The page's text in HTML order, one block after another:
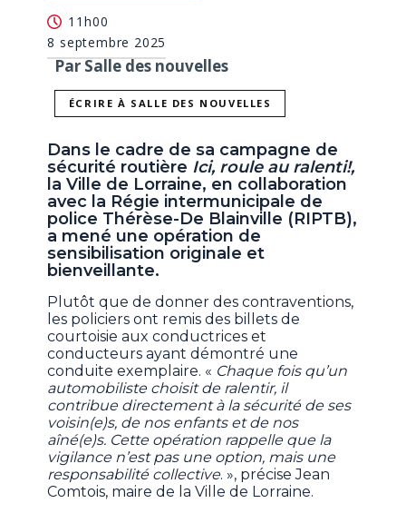
11h00
8 septembre 2025
Par Salle des nouvelles
ÉCRIRE À SALLE DES NOUVELLES
Dans le cadre de sa campagne de
sécurité routière Ici, roule au ralenti!,
la Ville de Lorraine, en collaboration
avec la Régie intermunicipale de
police Thérèse-De Blainville (RIPTB),
a mené une opération de
sensibilisation originale et
bienveillante.
Plutôt que de donner des contraventions,
les policiers ont remis des billets de
courtoisie aux conductrices et
conducteurs ayant démontré une
conduite exemplaire. « Chaque fois qu’un
automobiliste choisit de ralentir, il
contribue directement à la sécurité de ses
voisin(e)s, de nos enfants et de nos
aîné(e)s. Cette opération rappelle que la
vigilance n’est pas une option, mais une
responsabilité collective. », précise Jean
Comtois, maire de la Ville de Lorraine.